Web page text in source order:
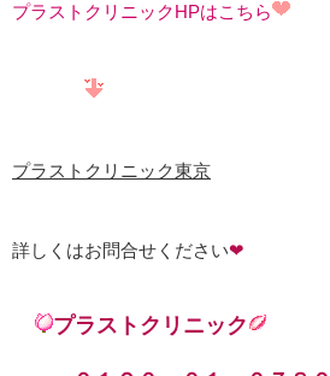
プラストクリニックHPはこちら
プラストクリニック東京
詳しくはお問合せください❤
プラストクリニック